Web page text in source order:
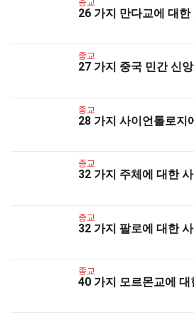
종교
26 가지 만다교에 대한
종교
27 가지 중국 민간 신
종교
28 가지 사이언톨로지
종교
32 가지 주체에 대한
종교
32 가지 팔로에 대한
종교
40 가지 모르몬교에 대